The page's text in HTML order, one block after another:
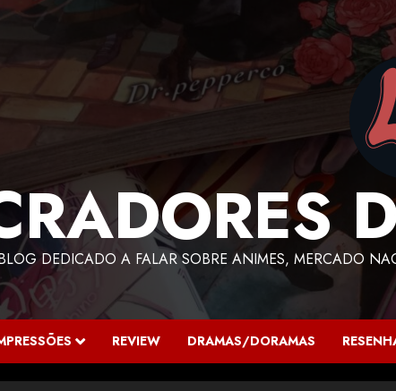
DEDICADO A FALAR SOBRE ANIMES, MERCADO
REVIEW DRAMAS/DORAMAS